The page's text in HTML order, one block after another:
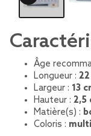
Âge
Longueur :
Largeur : 13
Hauteur : 2,5
Matière(s) :
Coloris :